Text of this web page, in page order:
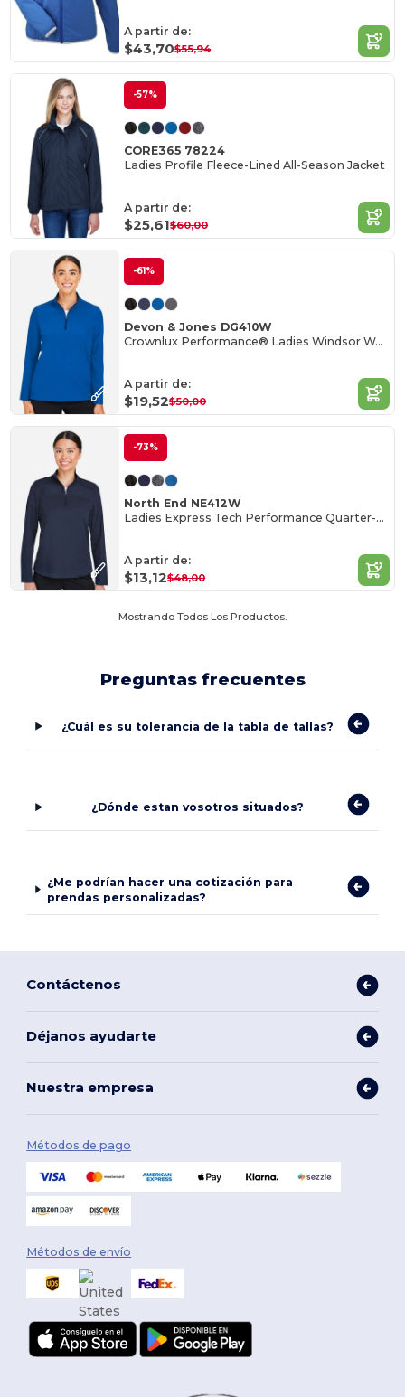
A partir de:
$43,70$55,94
-57%
CORE365 78224
Ladies Profile Fleece-Lined All-Season Jacket
A partir de:
$25,61$60,00
-61%
Devon & Jones DG410W
Crownlux Performance® Ladies Windsor Welded Quarter-Zip
A partir de:
$19,52$50,00
-73%
North End NE412W
Ladies Express Tech Performance Quarter-Zip
A partir de:
$13,12$48,00
Mostrando Todos Los Productos.
Preguntas frecuentes
¿Cuál es su tolerancia de la tabla de tallas?
¿Dónde estan vosotros situados?
¿Me podrían hacer una cotización para
prendas personalizadas?
Contáctenos
Déjanos ayudarte
Nuestra empresa
Métodos de pago
Métodos de envío